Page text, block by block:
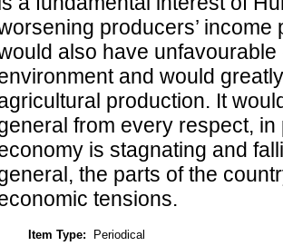
producers’
also have
and would
production. It
from every respect,
is stagnating and
the parts of the
tensions.
Item Type:
Periodical